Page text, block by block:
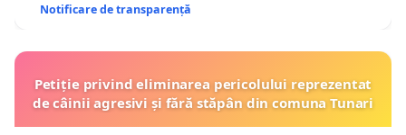
Notificare de transparență
Petiție privind eliminarea pericolului reprezentat
de câinii agresivi și fără stăpân din comuna Tunari